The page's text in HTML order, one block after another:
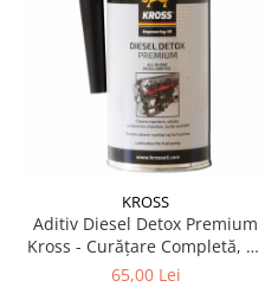
KROSS
Aditiv Diesel Detox Premium
Kross - Curățare Completă, +5
Puncte Cetanic & Protecție
65,00 Lei